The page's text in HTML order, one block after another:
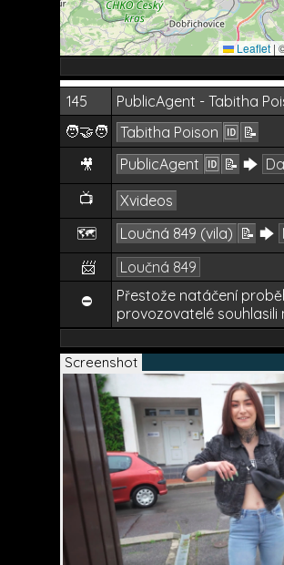
Leaflet |
145 PublicAgent - Tabitha
🧑‍🤝‍🧑
Tabitha Poison 🆔 📝
🎥
PublicAgent 🆔 📝 🡆
📺
Xvideos
🗺️
Loučná 849 (vila) 📝 🡆
📨
Loučná 849
⛔
Přestože natáčení
provozovatelé souhlasili
Screenshot